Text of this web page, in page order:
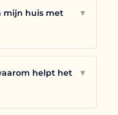
mijn huis met
▼
helpt het
▼